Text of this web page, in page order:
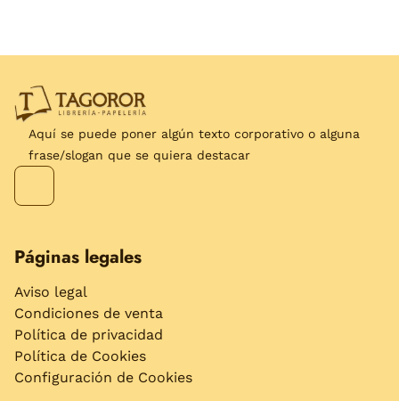
Aquí se puede poner algún texto corporativo o alguna
frase/slogan que se quiera destacar
Páginas legales
Aviso legal
Condiciones de venta
Política de privacidad
Política de Cookies
Configuración de Cookies